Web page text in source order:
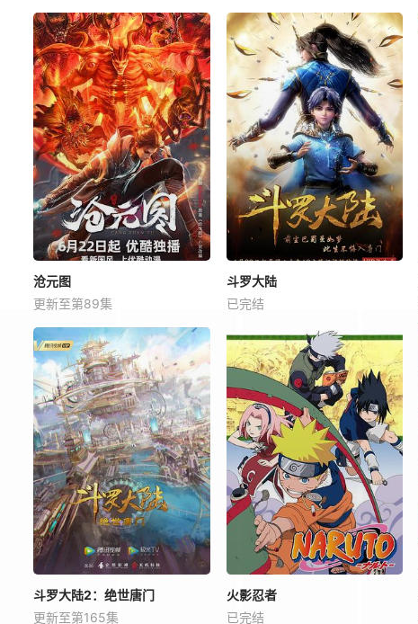
沧元图
更新至第89集
斗罗大陆
已完结
斗罗大陆2：绝世唐门
更新至第165集
火影忍者
已完结